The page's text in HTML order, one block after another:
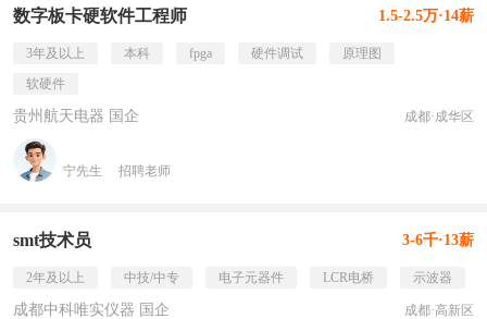
数字板卡硬软件工程师 1.5-2.5万·14薪
3年及以上 本科 fpga 硬件调试
原理图
软硬件
贵州航天电器 国企 成都·成华区
宁先生 招聘老师
smt技术员 3-6千·13薪
2年及以上 中技/中专 电子元器件 LCR电桥 示波器
成都中科唯实仪器 国企 成都·高新区